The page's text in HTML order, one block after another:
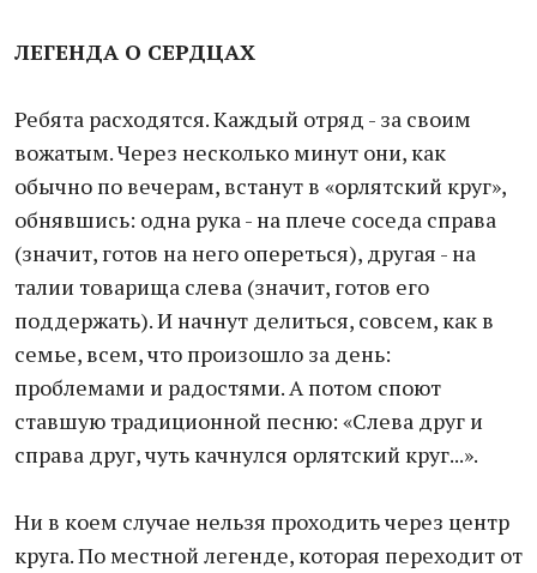
ЛЕГЕНДА О СЕРДЦАХ
Ребята расходятся. Каждый отряд - за своим
вожатым. Через несколько минут они, как
обычно по вечерам, встанут в «орлятский круг»,
обнявшись: одна рука - на плече соседа справа
(значит, готов на него опереться), другая - на
талии товарища слева (значит, готов его
поддержать). И начнут делиться, совсем, как в
семье, всем, что произошло за день:
проблемами и радостями. А потом споют
ставшую традиционной песню: «Слева друг и
справа друг, чуть качнулся орлятский круг...».
Ни в коем случае нельзя проходить через центр
круга. По местной легенде, которая переходит от